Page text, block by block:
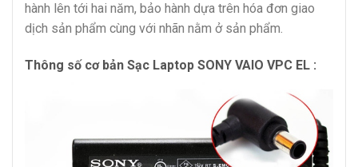
hành lên tới hai năm, bảo hành dựa trên hóa đơn giao
dịch sản phẩm cùng với nhãn nằm ở sản phẩm.
Thông số cơ bản Sạc Laptop SONY VAIO VPC EL :